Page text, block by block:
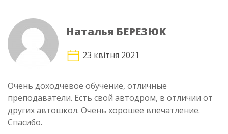
Наталья БЕРЕЗЮК
23 квітня 2021
Очень доходчевое обучение, отличные
преподаватели. Есть свой автодром, в отличии от
других автошкол. Очень хорошее впечатление.
Спасибо.